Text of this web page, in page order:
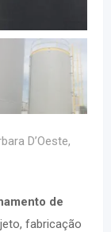
D’Oeste,
de
fabricação